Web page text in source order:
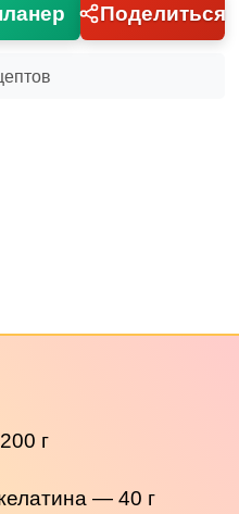
Поделиться
г
— 40 г